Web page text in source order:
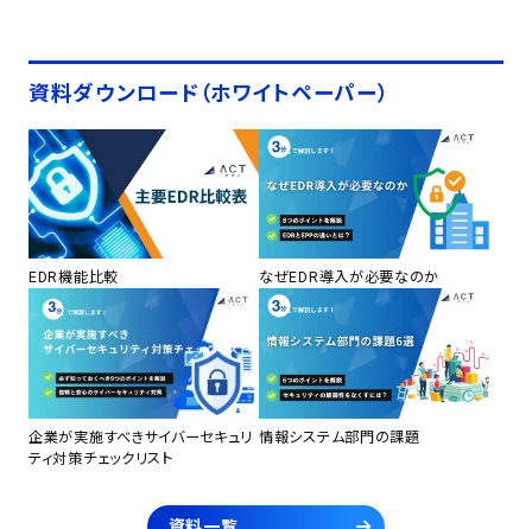
資料ダウンロード（ホワイトペーパー）
EDR機能比較 なぜEDR導入が必要なのか
企業が実施すべきサイバーセキュリ
ティ対策チェックリスト
情報システム部門の課題